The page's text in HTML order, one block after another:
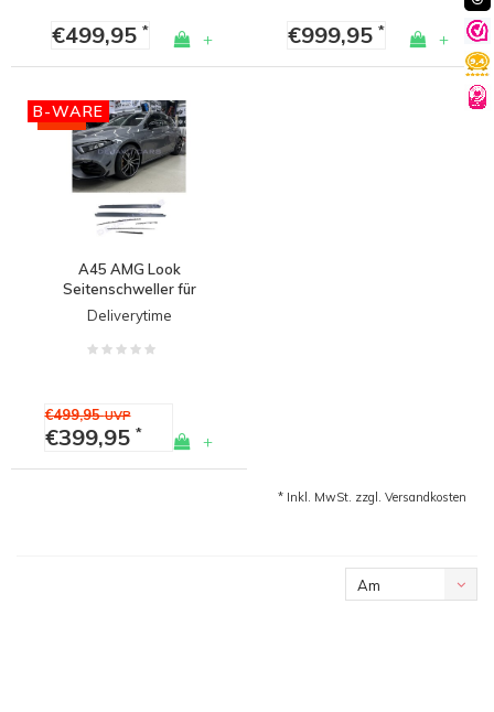
€499,95* + €999,95* +
-20%
B-WARE
A45 AMG Look
Seitenschweller für
Mercedes Benz A Klasse
W177 Hatchback &
V177 Limousine - (B-
Deliverytime
€499,95UVP
€399,95 * +
* Inkl. MwSt. zzgl. Versandkosten
Am